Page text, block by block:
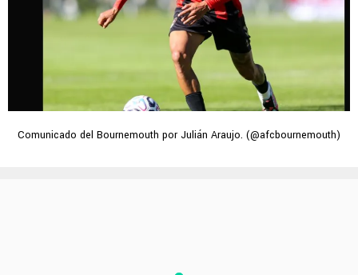
Comunicado del Bournemouth por Julián Araujo. (@afcbournemouth)